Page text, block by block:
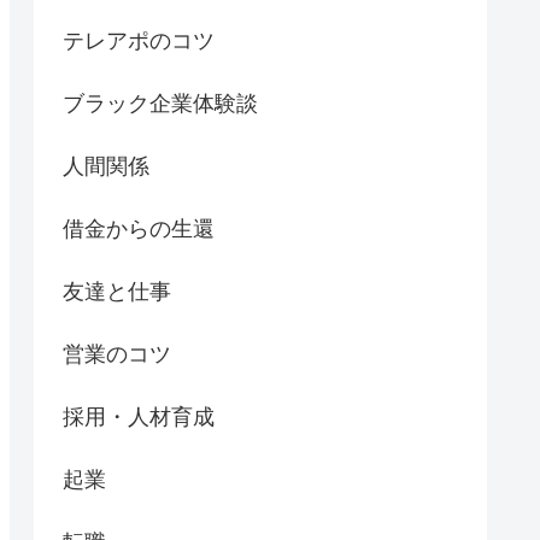
テレアポのコツ
ブラック企業体験談
人間関係
借金からの生還
友達と仕事
営業のコツ
採用・人材育成
起業